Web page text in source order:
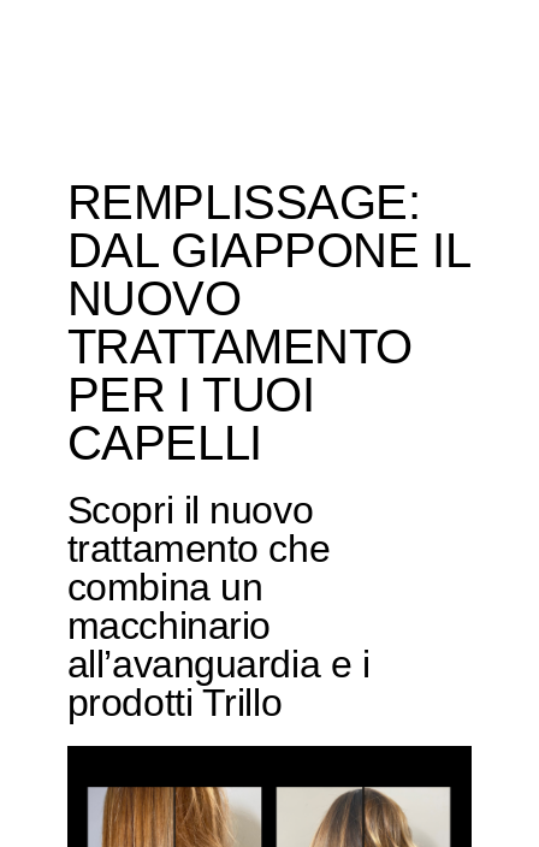
REMPLISSAGE:
DAL GIAPPONE IL
NUOVO
TRATTAMENTO
PER I TUOI
CAPELLI
Scopri il nuovo
trattamento che
combina un
macchinario
all’avanguardia e i
prodotti Trillo